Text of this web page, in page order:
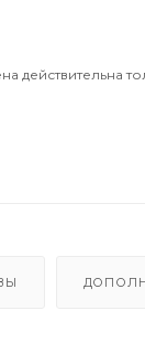
действительна